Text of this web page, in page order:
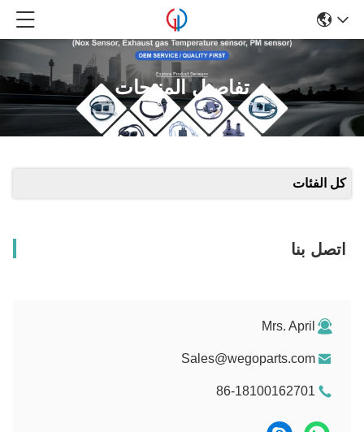
تفاصيل المنتجات
كل الفئات
اتصل بنا
Mrs. April
Sales@wegoparts.com
86-18100162701